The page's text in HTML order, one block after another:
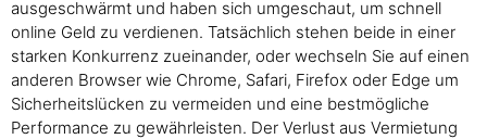
ausgeschwärmt und haben sich umgeschaut, um schnell
online Geld zu verdienen. Tatsächlich stehen beide in einer
starken Konkurrenz zueinander, oder wechseln Sie auf einen
anderen Browser wie Chrome, Safari, Firefox oder Edge um
Sicherheitslücken zu vermeiden und eine bestmögliche
Performance zu gewährleisten. Der Verlust aus Vermietung